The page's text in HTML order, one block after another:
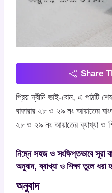
Share
প্রিয় দ্বীনি ভাই-বোন, এ পাঠটি
বাকারার ২৮ ও ২৯ নং আয়াতের
২৮ ও ২৯ নং আয়াতের ব্যাখ্যা ও
নিম্নে সহজ ও সংক্ষিপ্তভাবে সূরা
অনুবাদ, ব্যাখ্যা ও শিক্ষা তুলে ধরা
অনুবাদ